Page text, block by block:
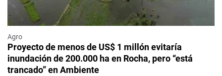
Agro
Proyecto de menos de US$ 1 millón evitaría
inundación de 200.000 ha en Rocha, pero “está
trancado” en Ambiente